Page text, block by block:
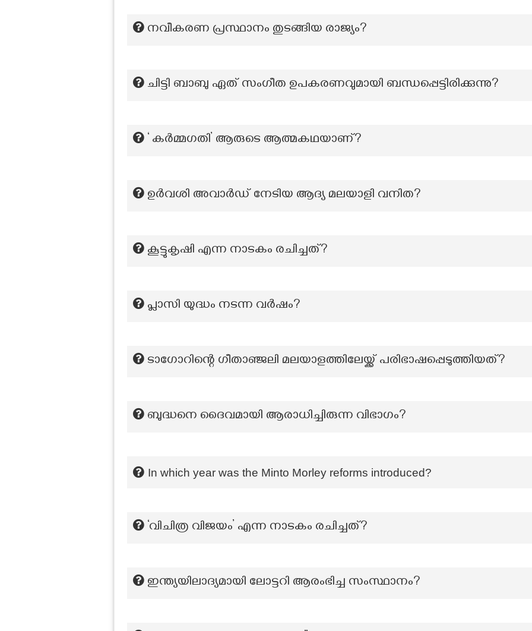
നവീകരണ പ്രസ്ഥാനം തുടങ്ങിയ രാജ്യം?
ചിട്ടി ബാബു ഏത് സംഗീത ഉപകരണവുമായി ബന്ധപ്പെട്ടിരിക്കുന്നു?
‘ കർമ്മഗതി’ ആരുടെ ആത്മകഥയാണ്?
ഉർവശി അവാർഡ് നേടിയ ആദ്യ മലയാളി വനിത?
കൂട്ടുകൃഷി എന്ന നാടകം രചിച്ചത്?
പ്ലാസി യുദ്ധം നടന്ന വർഷം?
ടാഗോറിന്റെ ഗീതാഞ്ജലി മലയാളത്തിലേയ്ക്ക് പരിഭാഷപ്പെടുത്തിയത്?
ബുദ്ധനെ ദൈവമായി ആരാധിച്ചിരുന്ന വിഭാഗം?
In which year was the Minto Morley reforms introduced?
‘വിചിത്ര വിജയം’ എന്ന നാടകം രചിച്ചത്?
ഇന്ത്യയിലാദ്യമായി ലോട്ടറി ആരംഭിച്ച സംസ്ഥാനം?